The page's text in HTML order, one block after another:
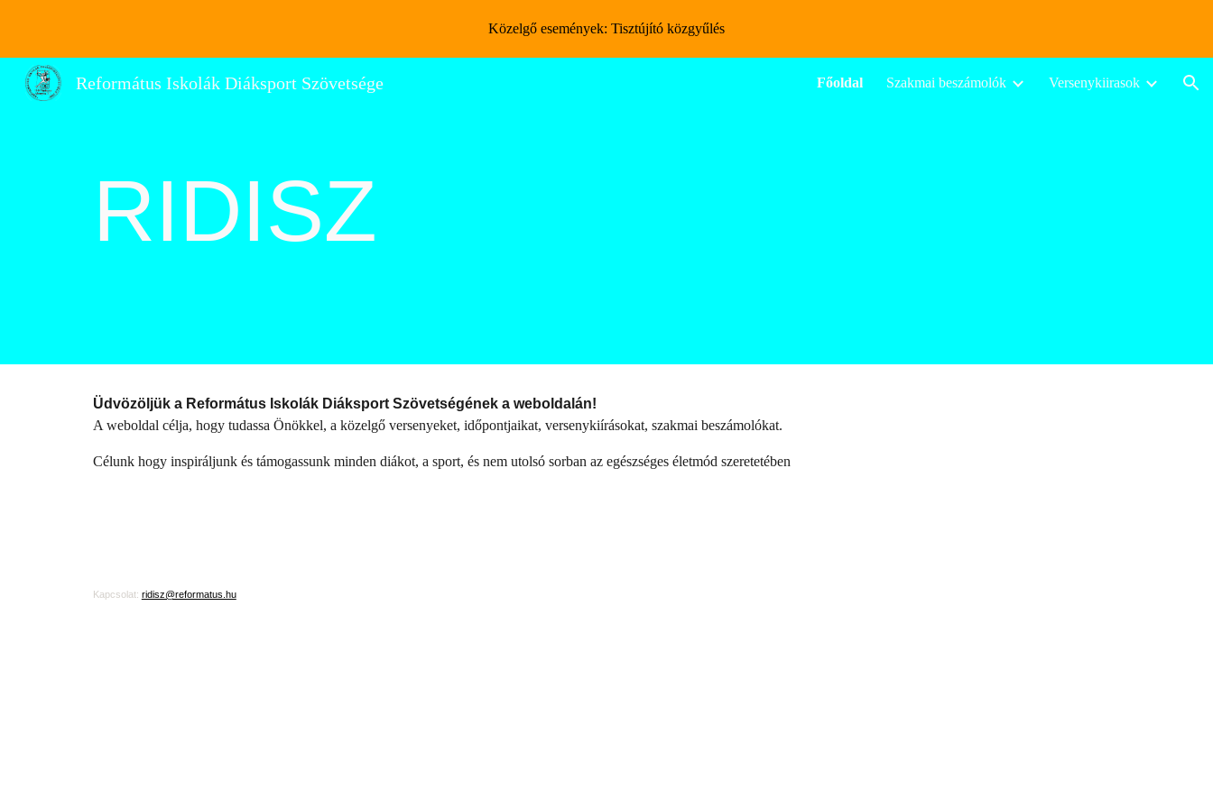
Skip to main content Skip to navigation
Közelgő események: Tisztújító közgyűlés
Református Iskolák Diáksport Szövetsége Főoldal Szakmai beszámolók Versenykiirasok
RIDISZ
Üdvözöljük a Református Iskolák Diáksport Szövetségének a weboldalán!
A weboldal célja, hogy tudassa Önökkel, a közelgő versenyeket, időpontjaikat, versenykiírásokat, szakmai beszámolókat.
Célunk hogy inspiráljunk és támogassunk minden diákot, a sport, és nem utolsó sorban az egészséges életmód szeretetében
Kapcsolat: ridisz@reformatus.hu